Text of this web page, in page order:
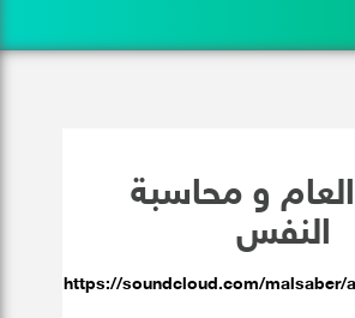
العام و محاسبة
النفس
https://soundcloud.com/malsaber/